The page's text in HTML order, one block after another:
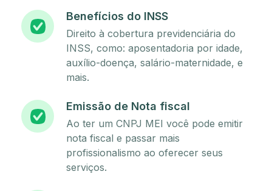
Benefícios do INSS
Direito à cobertura previdenciária do
INSS, como: aposentadoria por idade,
auxílio-doença, salário-maternidade, e
mais.
Emissão de Nota fiscal
Ao ter um CNPJ MEI você pode emitir
nota fiscal e passar mais
profissionalismo ao oferecer seus
serviços.